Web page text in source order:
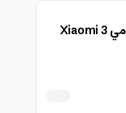
طابعة بلوتوث للصور 3 انش بدون حبر شاومي Xiaomi 3